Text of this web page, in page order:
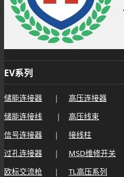
EV系列
储能连接器 | 高压连接器
储能连接线 | 高压线束
信号连接器 | 接线柱
过孔连接器 | MSD维修开关
欧标交流枪 | TL高压系列